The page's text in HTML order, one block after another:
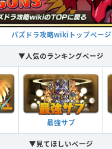
パズドラ攻略wikiトップページ
▼人気のランキングページ
最強サブ
▼見てほしいページ